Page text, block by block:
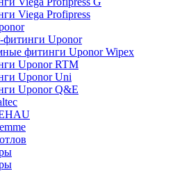
Viega Profipress
фитинги Uponor
фитинги Uponor Wipex
Uponor RTM
Uponor Uni
Uponor Q&E